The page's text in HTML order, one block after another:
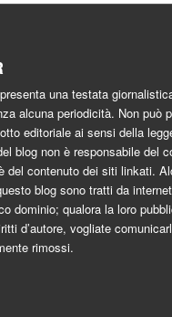
una testata
alcuna periodicità. Non può
editoriale ai sensi della
blog non è responsabile del
del contenuto dei siti linkati.
blog sono tratti da
dominio; qualora la loro
d’autore, vogliate
rimossi.